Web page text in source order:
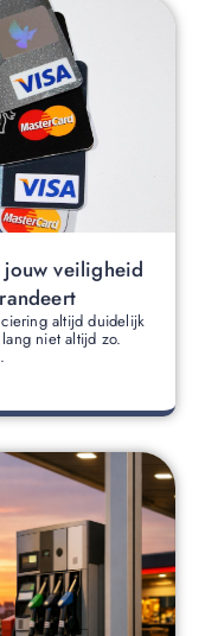
jouw veiligheid
altijd duidelijk
niet altijd zo.